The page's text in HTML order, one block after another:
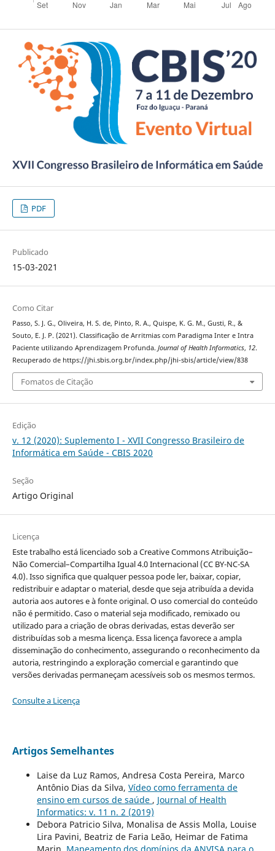
PDF
Publicado
15-03-2021
Como Citar
Passo, S. J. G., Oliveira, H. S. de, Pinto, R. A., Quispe, K. G. M., Gusti, R., &
Souto, E. J. P. (2021). Classificação de Arritmias com Paradigma Inter e Intra
Paciente utilizando Aprendizagem Profunda. Journal of Health Informatics, 12.
Recuperado de https://jhi.sbis.org.br/index.php/jhi-sbis/article/view/838
Fomatos de Citação
Edição
v. 12 (2020): Suplemento I - XVII Congresso Brasileiro de
Informática em Saúde - CBIS 2020
Seção
Artigo Original
Licença
Este trabalho está licenciado sob a Creative Commons Atribuição–
Não Comercial–Compartilha Igual 4.0 Internacional (CC BY-NC-SA
4.0). Isso significa que qualquer pessoa pode ler, baixar, copiar,
redistribuir e adaptar o material, desde que seja atribuída a devida
autoria aos autores e à fonte original. O uso comercial do conteúdo
não é permitido. Caso o material seja modificado, remixado ou
utilizado para a criação de obras derivadas, estas deverão ser
distribuídas sob a mesma licença. Essa licença favorece a ampla
disseminação do conhecimento, assegurando o reconhecimento da
autoria, restringindo a exploração comercial e garantindo que
versões derivadas permaneçam acessíveis sob os mesmos termos.
Consulte a Licença
Artigos Semelhantes
Laise da Luz Ramos, Andresa Costa Pereira, Marco
Antônio Dias da Silva, Vídeo como ferramenta de
ensino em cursos de saúde , Journal of Health
Informatics: v. 11 n. 2 (2019)
Debora Patricio Silva, Monalisa de Assis Molla, Louise
Lira Pavini, Beatriz de Faria Leão, Heimar de Fatima